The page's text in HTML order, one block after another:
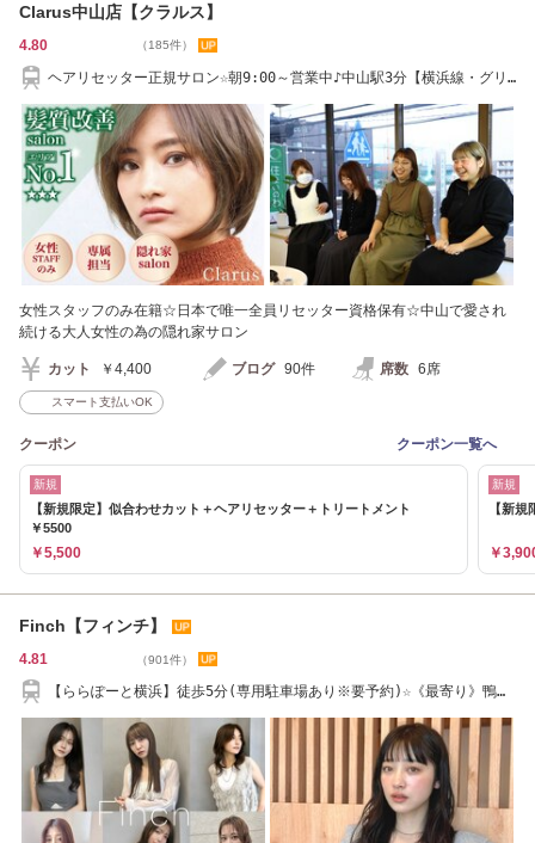
Clarus中山店【クラルス】
4.80 （185件）
ヘアリセッター正規サロン☆朝9:00～営業中♪中山駅3分【横浜線・グリ
女性スタッフのみ在籍☆日本で唯一全員リセッター資格保有☆中山で愛され
続ける大人女性の為の隠れ家サロン
カット ￥4,400 ブログ 90件 席数 6席
スマート支払いOK
クーポン クーポン一覧へ
新規
【新規限定】似合わせカット＋ヘアリセッター＋トリートメント
￥5500
￥5,500
新規
【新
￥
Finch【フィンチ】
4.81 （901件）
【ららぽーと横浜】徒歩5分(専用駐車場あり※要予約)☆《最寄り》鴨居